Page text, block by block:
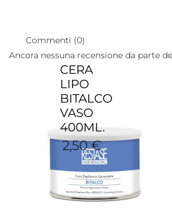
Commenti (0)
Ancora nessuna recensione da parte
CERA
LIPO
BITALCO
VASO
400ML.
2,50 €